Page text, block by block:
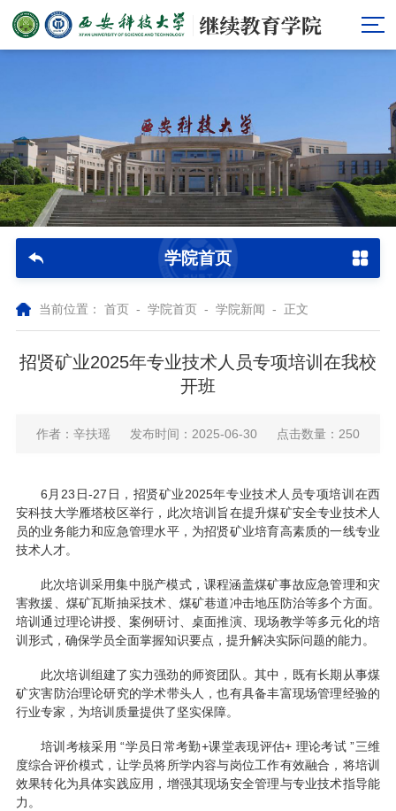
学院首页
当前位置： 首页 - 学院首页 - 学院新闻 - 正文
招贤矿业2025年专业技术人员专项培训在我校
开班
作者：辛扶瑶 发布时间：2025-06-30 点击数量： 250
6月23日-27日，招贤矿业2025年专业技术人员专项培训在西
安科技大学雁塔校区举行，此次培训旨在提升煤矿安全专业技术人
员的业务能力和应急管理水平，为招贤矿业培育高素质的一线专业
技术人才。
此次培训采用集中脱产模式，课程涵盖煤矿事故应急管理和灾
害救援、煤矿瓦斯抽采技术、煤矿巷道冲击地压防治等多个方面。
培训通过理论讲授、案例研讨、桌面推演、现场教学等多元化的培
训形式，确保学员全面掌握知识要点，提升解决实际问题的能力。
此次培训组建了实力强劲的师资团队。其中，既有长期从事煤
矿灾害防治理论研究的学术带头人，也有具备丰富现场管理经验的
行业专家，为培训质量提供了坚实保障。
培训考核采用 “学员日常考勤+课堂表现评估+ 理论考试 ”三维
度综合评价模式，让学员将所学内容与岗位工作有效融合，将培训
效果转化为具体实践应用，增强其现场安全管理与专业技术指导能
力。